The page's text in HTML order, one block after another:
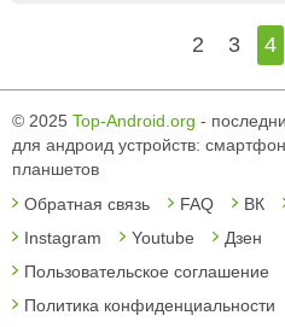
2 3 4
© 2025 Top-Android.org -
для андроид устройств:
планшетов
Обратная связь
FAQ ВК
Instagram
Youtube
Дзен
Пользовательское соглашение
Политика конфиденциальности